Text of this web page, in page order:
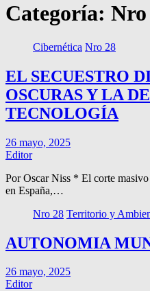
Categoría: Nro
Cibernética Nro 28
EL SECUESTRO
OSCURAS Y LA
TECNOLOGÍA
26 mayo, 2025
Editor
Por Oscar Niss * El corte
en España,…
Nro 28 Territorio y
AUTONOMIA
26 mayo, 2025
Editor